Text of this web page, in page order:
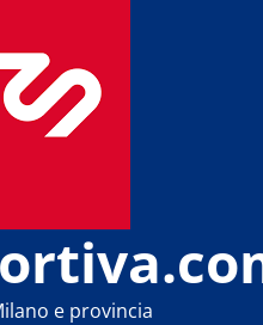
e provincia